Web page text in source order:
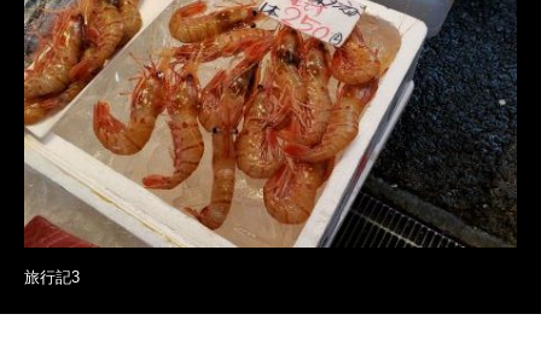
旅行記3